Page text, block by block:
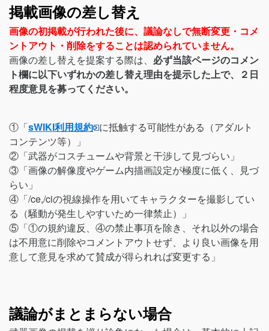
掲載画像の差し替え
画像の初掲載が行われた後に、議論なしで無断変更・コメ
ントアウト・削除をすることは認められていません。
画像の差し替えを提案する際は、 必ず当該ページのコメン
ト欄に以下いずれかの差し替え理由を提示した上で、２日
程度意見を募ってください。
①「sWIKI利用規約 に抵触する可能性がある（アダルト
コンテンツ等）」
②「武器がコスチュームや背景と干渉して見づらい」
③「画像の解像度やゲーム内描画設定が極度に低く、見づ
らい」
④「/ce,/ciの視線操作を用いてキャラクターを撮影してい
る（騒動が発生しやすいため一律禁止）」
⑤「①の規約違反、④の禁止事項を除き、それ以外の場合
は不用意に削除やコメントアウトせず、より良い画像を用
意して意見を求めて賛成が得られれば変更する」
議論がまとまらない場合